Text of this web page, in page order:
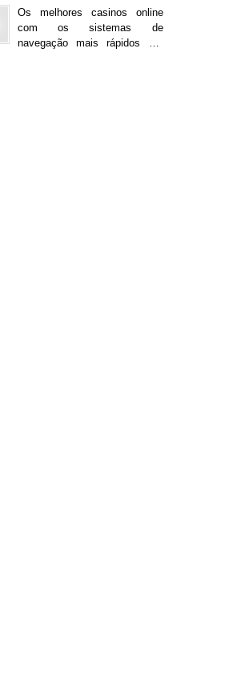
Os melhores casinos online
com os sistemas de
navegação mais rápidos em